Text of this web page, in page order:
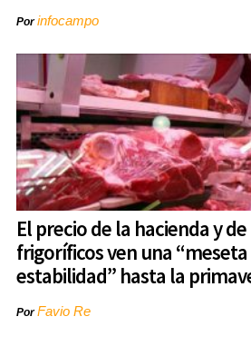
Porinfocampo
El precio de la hacienda y
frigoríficos ven una
estabilidad” hasta la
PorFavio Re